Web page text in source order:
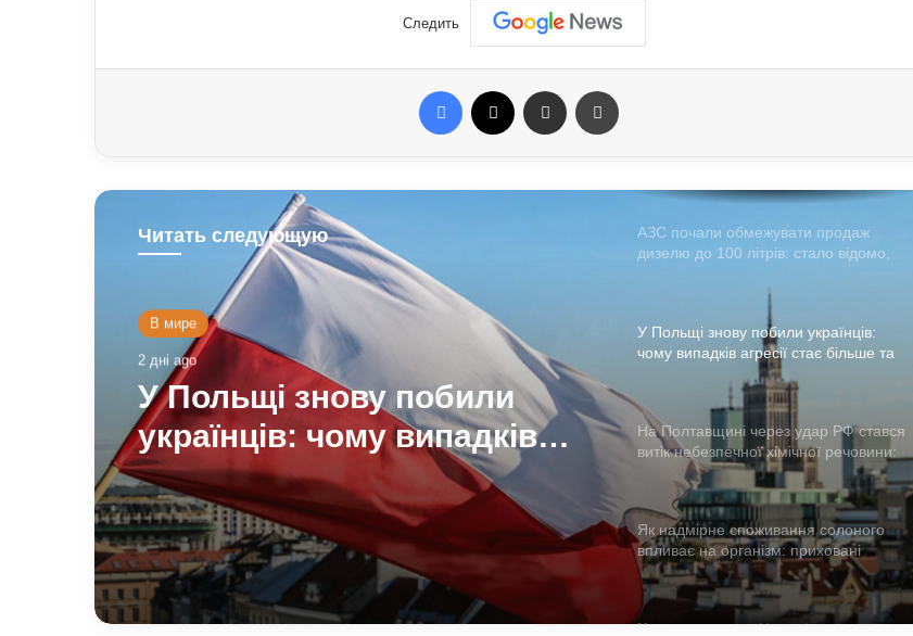
Следить
Facebook Отправить e-mail
Читать следующую
Общество
3 дні ago
На Полтавщині через удар
РФ стався витік
небезпечної хімічної
речовини: що вже відомо
У Польщі знову побили українців:
чому випадків агресії стає більше та
На Полтавщині через удар РФ стався
витік небезпечної хімічної речовини:
Як надмірне споживання солоного
впливає на організм: приховані
ризики для здоров’я
Чому квартири в Україні стають
мішенню злочинців: схеми, про які
варто знати